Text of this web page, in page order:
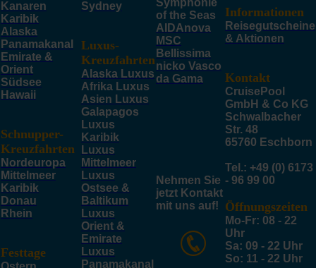
Kanaren
Karibik
Alaska
Panamakanal
Emirate &
Orient
Südsee
Hawaii
Schnupper-
Kreuzfahrten
Nordeuropa
Mittelmeer
Karibik
Donau
Rhein
Festtage
Sydney
Luxus-
Kreuzfahrten
Alaska Luxus
Afrika Luxus
Asien Luxus
Galapagos
Luxus
Karibik
Luxus
Mittelmeer
Luxus
Ostsee &
Baltikum
Luxus
Orient &
Emirate
Luxus
Panamakanal
Symphonie
of the Seas
AIDAnova
MSC
Bellissima
nicko Vasco
da Gama
Nehmen Sie
jetzt Kontakt
mit uns auf!
Informationen
Reisegutscheine
& Aktionen
Kontakt
CruisePool
GmbH & Co KG
Schwalbacher
Str. 48
65760 Eschborn
Tel.: +49 (0) 6173
- 96 99 00
Öffnungszeiten
Mo-Fr: 08 - 22
Uhr
Sa: 09 - 22 Uhr
So: 11 - 22 Uhr